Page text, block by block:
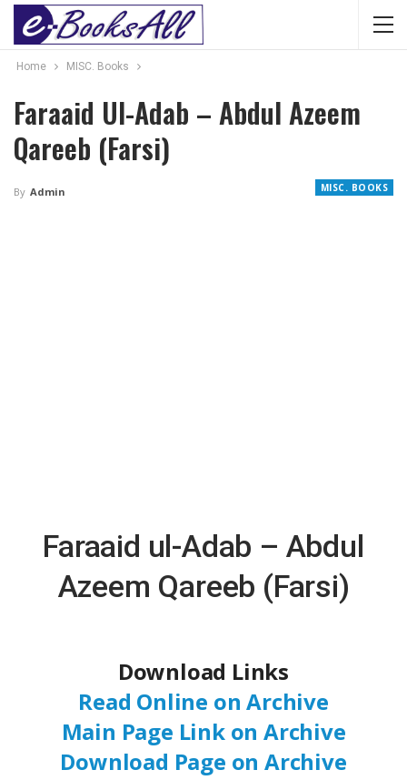
Home MISC. Books
Faraaid Ul-Adab – Abdul Azeem
Qareeb (Farsi)
MISC. BOOKS
By Admin
Faraaid ul-Adab – Abdul
Azeem Qareeb (Farsi)
Download Links
Read Online on Archive
Main Page Link on Archive
Download Page on Archive